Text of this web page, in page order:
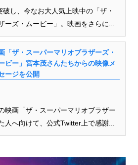
し、今なお大人気上映中の「ザ・
ーズ・ムービー」。映画をさらに...
「ザ・スーパーマリオブラザーズ・
ビー」宮本茂さんたちからの映像メ
ージを公開
映画「ザ・スーパーマリオブラザー
人へ向けて、公式Twitter上で感謝...